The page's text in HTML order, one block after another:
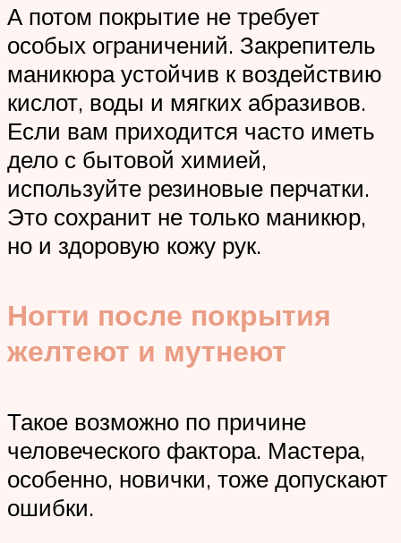
А потом покрытие не требует
особых ограничений. Закрепитель
маникюра устойчив к воздействию
кислот, воды и мягких абразивов.
Если вам приходится часто иметь
дело с бытовой химией,
используйте резиновые перчатки.
Это сохранит не только маникюр,
но и здоровую кожу рук.
Ногти после покрытия
желтеют и мутнеют
Такое возможно по причине
человеческого фактора. Мастера,
особенно, новички, тоже допускают
ошибки.